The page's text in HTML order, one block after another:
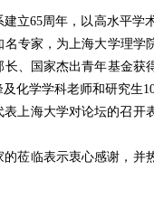
立65周年，以高水平学
专家，为上海大学理
、国家杰出青年基金
化学学科老师和研究生
上海大学对论坛的召
莅临表示衷心感谢，